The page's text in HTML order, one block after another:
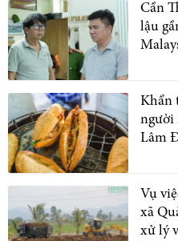
Cần
lậu
Khẩn
người
Lâm
Vụ
xã
xử lý